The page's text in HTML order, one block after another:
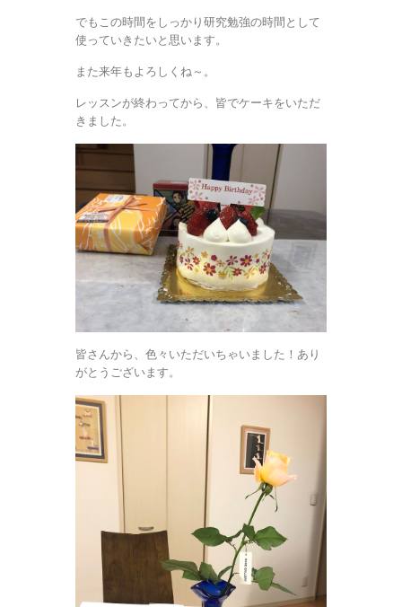
でもこの時間をしっかり研究勉強の時間として
使っていきたいと思います。
また来年もよろしくね～。
レッスンが終わってから、皆でケーキをいただ
きました。
皆さんから、色々いただいちゃいました！あり
がとうございます。